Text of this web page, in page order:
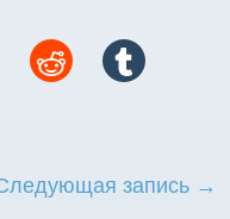
запись →